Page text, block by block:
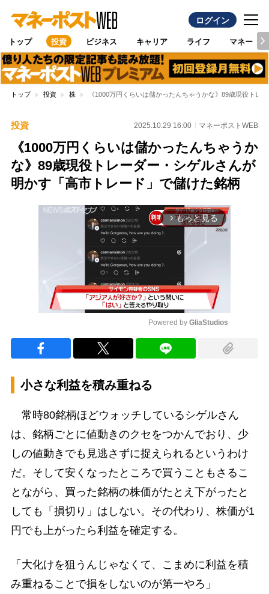
ログイン
トップ 投資 ビジネス キャリア ライフ マネー
トップ 投資 株 《1000万円くらいは儲かったんちゃうかな》89歳現役トレ
投資 2025.10.29 16:00 マネーポストWEB
《1000万円くらいは儲かったんちゃうか
な》89歳現役トレーダー・シゲルさんが
明かす「高市トレード」で儲けた銘柄
arrow_forward_ios もっと見る
Powered by GliaStudios
小さな利益を積み重ねる
常時80銘柄ほどウォッチしているシゲルさん
は、銘柄ごとに値動きのクセをつかんでおり、少
しの値動きでも見逃さずに捉えられるというわけ
だ。そして安くなったところで買うこともさるこ
とながら、買った銘柄の株価がたとえ下がったと
しても「損切り」はしない。その代わり、株価が1
円でも上がったら利益を確定する。
「大化けを狙うんじゃなくて、こまめに利益を積
み重ねることで損をしないのが第一やろ」